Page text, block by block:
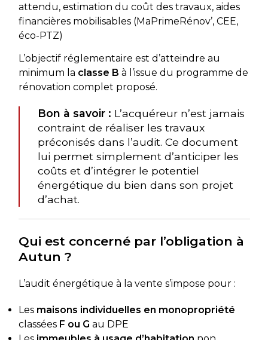
attendu, estimation du coût des travaux, aides
financières mobilisables (MaPrimeRénov’, CEE,
éco-PTZ)
L’objectif réglementaire est d’atteindre au
minimum la classe B à l’issue du programme de
rénovation complet proposé.
Bon à savoir : L’acquéreur n’est jamais
contraint de réaliser les travaux
préconisés dans l’audit. Ce document
lui permet simplement d’anticiper les
coûts et d’intégrer le potentiel
énergétique du bien dans son projet
d’achat.
Qui est concerné par l’obligation à
Autun ?
L’audit énergétique à la vente s’impose pour :
Les maisons individuelles en monopropriété
classées F ou G au DPE